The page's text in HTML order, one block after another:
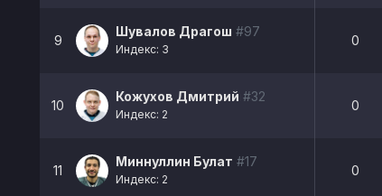
9
Шувалов Драгош #97
Индекс: 3
0
10
Кожухов Дмитрий #32
Индекс: 2
0
11
Миннуллин Булат #17
Индекс: 2
0